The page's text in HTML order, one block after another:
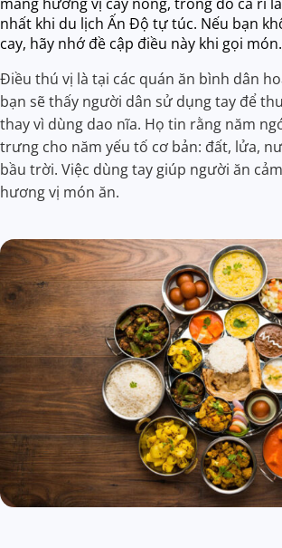
mang hương vị cay nồng, trong đó cà ri
nhất khi du lịch Ấn Độ tự túc. Nếu bạn
cay, hãy nhớ đề cập điều này khi gọi món.
Điều thú vị là tại các quán ăn bình dân
bạn sẽ thấy người dân sử dụng tay để
thay vì dùng dao nĩa. Họ tin rằng năm
trưng cho năm yếu tố cơ bản: đất, lửa,
bầu trời. Việc dùng tay giúp người ăn
hương vị món ăn.